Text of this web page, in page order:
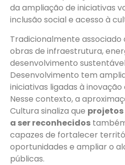
da ampliação de iniciativas
inclusão social e acesso à
Tradicionalmente
obras de infraestrutura,
desenvolvimento
Desenvolvimento tem
iniciativas ligadas à inovação
Nesse contexto, a
Cultura sinaliza que
a ser reconhecidos
capazes de fortalecer
oportunidades e ampliar o
públicas.